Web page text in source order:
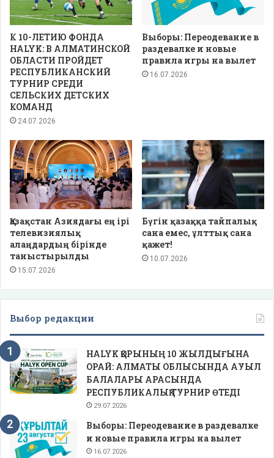
К 10-ЛЕТИЮ ФОНДА
HALYK: В АЛМАТИНСКОЙ
ОБЛАСТИ ПРОЙДЕТ
РЕСПУБЛИКАНСКИЙ
ТУРНИР СРЕДИ
СЕЛЬСКИХ ДЕТСКИХ
КОМАНД
24.07.2026
Выборы: Переодевание в
раздевалке и новые
правила игры на вылет
16.07.2026
Қазақстан Азиядағы ең ірі
телевизиялық
алаңдардың бірінде
таныстырылды
15.07.2026
Бүгін қазаққа тайпалық
сана емес, ұлттық сана
қажет!
10.07.2026
Выбор редакции
HALYK ҚОРЫНЫҢ 10 ЖЫЛДЫҒЫНА
ОРАЙ: АЛМАТЫ ОБЛЫСЫНДА АУЫЛ
БАЛАЛАРЫ АРАСЫНДА
РЕСПУБЛИКАЛЫҚ ТУРНИР ӨТЕДІ
29.07.2026
Выборы: Переодевание в раздевалке
и новые правила игры на вылет
16.07.2026